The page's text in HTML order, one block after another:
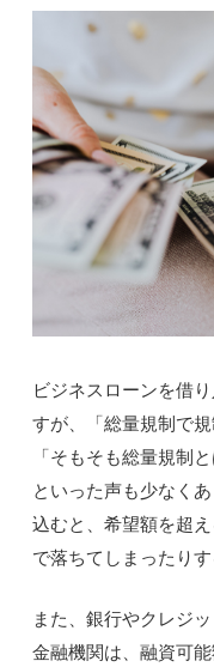
ビジネスローンを借
すが、「総量規制で
「そもそも総量規制
といった声も少なく
込むと、希望額を超
で落ちてしまったり
また、銀行やクレジ
金融機関は、融資可